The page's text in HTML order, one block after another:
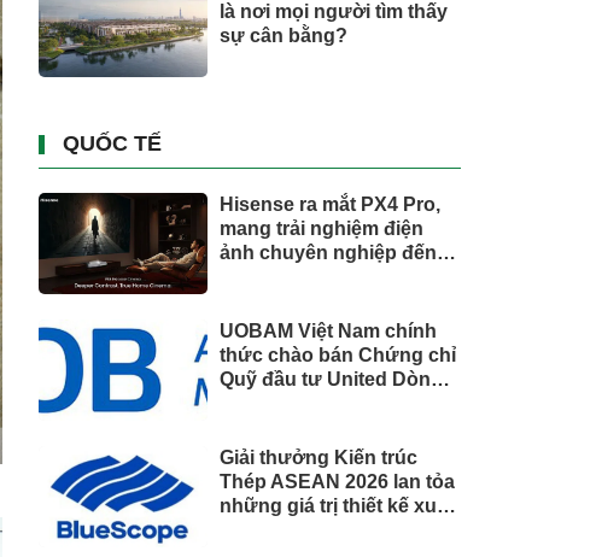
là nơi mọi người tìm thấy
sự cân bằng?
QUỐC TẾ
Hisense ra mắt PX4 Pro,
mang trải nghiệm điện
ảnh chuyên nghiệp đến
UOBAM Việt Nam chính
thức chào bán Chứng chỉ
Quỹ đầu tư United Dòng
Giải thưởng Kiến trúc
Thép ASEAN 2026 lan tỏa
những giá trị thiết kế xuất